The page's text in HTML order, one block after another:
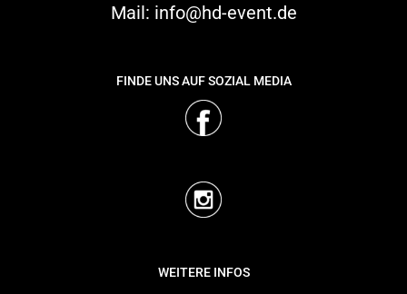
Mail: info@hd-event.de
FINDE UNS AUF SOZIAL MEDIA
WEITERE INFOS